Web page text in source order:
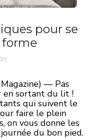
pour se
forme
— Pas
en sortant du lit !
qui suivent le
faire le plein
on vous donne les
du bon pied.